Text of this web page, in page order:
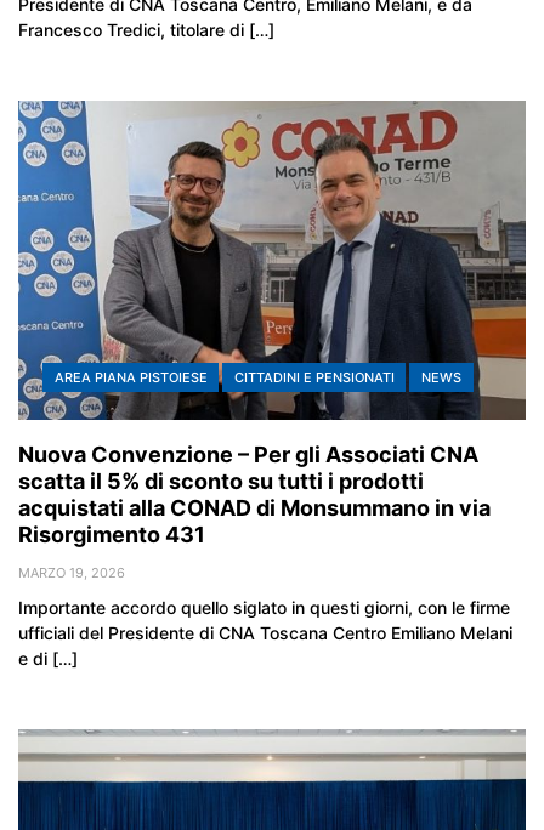
Presidente di CNA Toscana Centro, Emiliano Melani, e da
Francesco Tredici, titolare di […]
AREA PIANA PISTOIESE CITTADINI E PENSIONATI NEWS
Nuova Convenzione – Per gli Associati CNA
scatta il 5% di sconto su tutti i prodotti
acquistati alla CONAD di Monsummano in via
Risorgimento 431
MARZO 19, 2026
Importante accordo quello siglato in questi giorni, con le firme
ufficiali del Presidente di CNA Toscana Centro Emiliano Melani
e di […]